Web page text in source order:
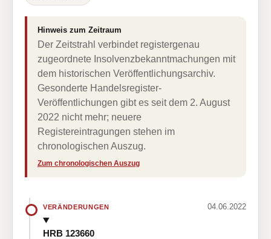
Hinweis zum Zeitraum
Der Zeitstrahl verbindet registergenau
zugeordnete Insolvenzbekanntmachungen mit
dem historischen Veröffentlichungsarchiv.
Gesonderte Handelsregister-
Veröffentlichungen gibt es seit dem 2. August
2022 nicht mehr; neuere
Registereintragungen stehen im
chronologischen Auszug.
Zum chronologischen Auszug
VERÄNDERUNGEN 04.06.2022
HRB 123660